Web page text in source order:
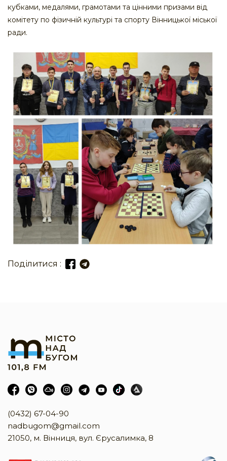
кубками, медалями, грамотами та цінними призами від
комітету по фізичній культурі та спорту Вінницької міської
ради.
Поділитися :
(0432) 67-04-90
nadbugom@gmail.com
21050, м. Вінниця, вул. Єрусалимка, 8